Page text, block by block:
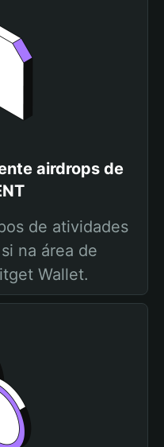
airdrops de
de atividades
na área de
Wallet.